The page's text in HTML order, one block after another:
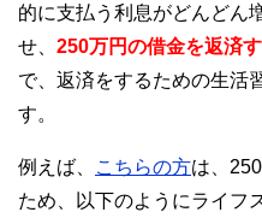
的に支払う利息がどんどん
せ、 250万円の借金を返済
で、返済をするための生活
す。
例えば、 こちらの方は、
ため、以下のようにライフ